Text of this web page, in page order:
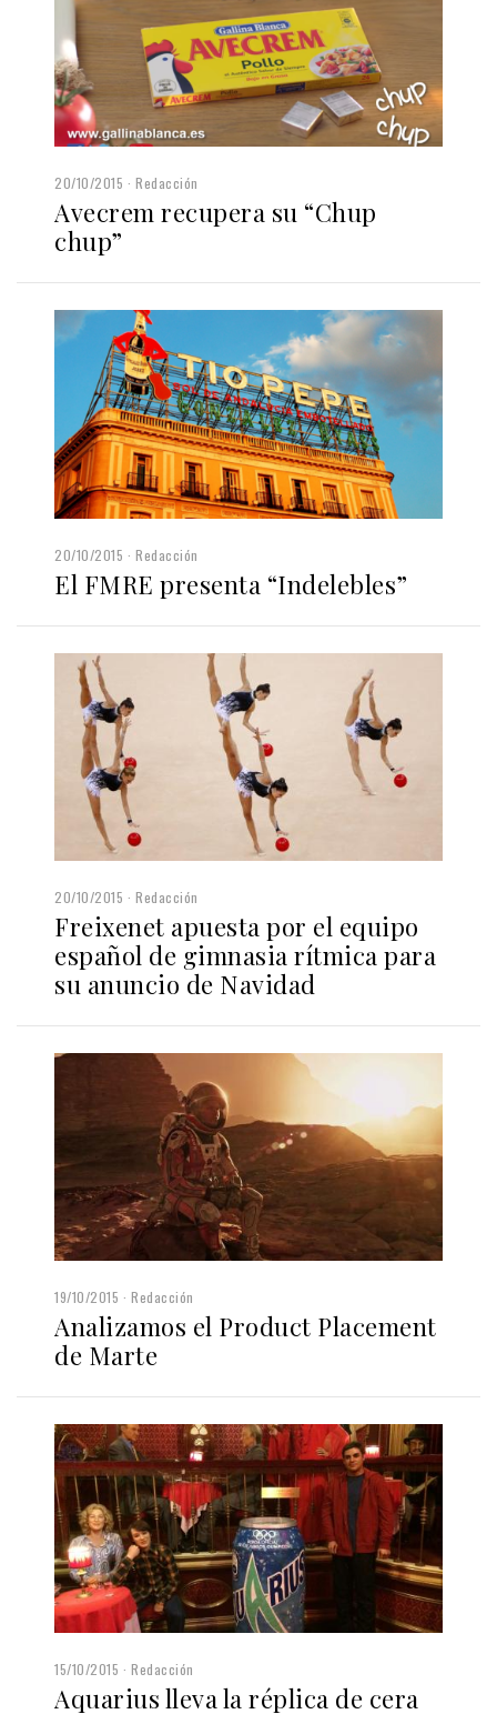
20/10/2015 Redacción
Avecrem recupera su “Chup
chup”
20/10/2015 Redacción
El FMRE presenta “Indelebles”
20/10/2015 Redacción
Freixenet apuesta por el equipo
español de gimnasia rítmica para
su anuncio de Navidad
19/10/2015 Redacción
Analizamos el Product Placement
de Marte
15/10/2015 Redacción
Aquarius lleva la réplica de cera